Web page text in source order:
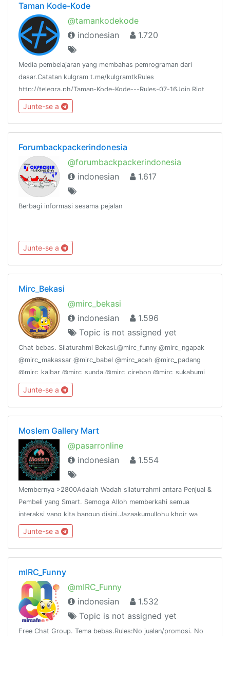
Taman Kode-Kode
@tamankodekode
indonesian
1.720
Media pembelajaran yang membahas pemrograman dari
dasar.Catatan kulgram t.me/kulgramtkRules
http://telegra.ph/Taman-Kode-Kode---Rules-07-16Join Riot
IM:https://riot.im/app/#/room/#tamankodekode:matrix.org
Junte-se a
Forumbackpackerindonesia
@forumbackpackerindonesia
indonesian
1.617
Berbagi informasi sesama pejalan
Junte-se a
Mirc_Bekasi
@mirc_bekasi
indonesian
1.596
Topic is not assigned yet
Chat bebas. Silaturahmi Bekasi.@mirc_funny @mirc_ngapak
@mirc_makassar @mirc_babel @mirc_aceh @mirc_padang
@mirc_kalbar @mirc_sunda @mirc_cirebon @mirc_sukabumi
@mirc_madura @mirc_joglosemar @mirc_surabaya
@mirc_pekanbaru @mirc_jogja @mirc_ambon,
Junte-se a
Moslem Gallery Mart
@pasarronline
indonesian
1.554
Membernya >2800Adalah Wadah silaturrahmi antara Penjual &
Pembeli yang Smart. Semoga Alloh memberkahi semua
interaksi yang kita bangun disini.Jazaakumullohu khoir wa
baarokallohu fiikum.ADMIN,@AHRIZ
Junte-se a
mIRC_Funny
@mIRC_Funny
indonesian
1.532
Topic is not assigned yet
Free Chat Group. Tema bebas.Rules:No jualan/promosi. No